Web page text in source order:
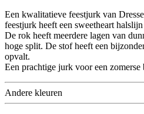
Een kwalitatieve feestjurk van
feestjurk heeft een sweetheart
De rok heeft meerdere lagen van
hoge split. De stof heeft een
opvalt.
Een prachtige jurk voor een
Andere kleuren